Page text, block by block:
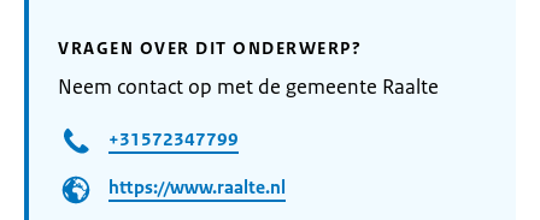
VRAGEN OVER DIT ONDERWERP?
Neem contact op met de gemeente Raalte
+31572347799
https://www.raalte.nl